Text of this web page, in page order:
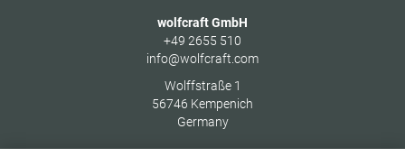
wolfcraft GmbH
+49 2655 510
info@wolfcraft.com
Wolffstraße 1
56746 Kempenich
Germany